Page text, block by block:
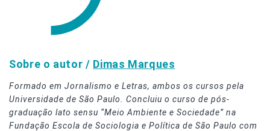
Sobre o autor / Dimas Marques
Formado em Jornalismo e Letras, ambos os cursos pela
Universidade de São Paulo. Concluiu o curso de pós-
graduação lato sensu “Meio Ambiente e Sociedade” na
Fundação Escola de Sociologia e Política de São Paulo com